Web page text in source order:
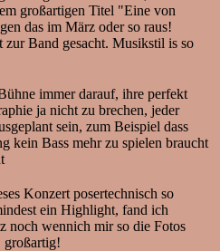
großartigen Titel "Eine von
das im März oder so raus!
Band gesacht. Musikstil is so
immer darauf, ihre perfekt
ja nicht zu brechen, jeder
sein, zum Beispiel dass
kein Bass mehr zu spielen braucht
Konzert posertechnisch so
ein Highlight, fand ich
noch wennich mir so die Fotos
großartig!